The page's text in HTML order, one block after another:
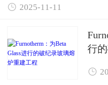
 2025-11-11
行
